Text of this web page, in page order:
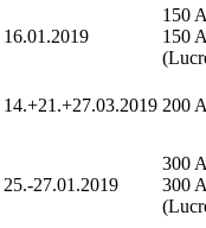
16.01.2019
150
150
14.+21.+27.03.2019 200
25.-27.01.2019
300
300